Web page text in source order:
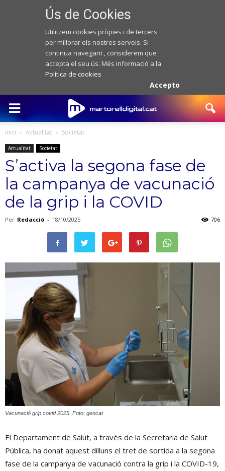
Ús de Cookies
Utilitzem cookies pròpies i de tercers
per millorar els nostres serveis. Si
continua navegant , considerem que
accepta el seu ús. Més informació a la
Política de cookies
Accepto
Inici Actualitat Societat
Actualitat Societat
S’activa la segona fase de
la campanya de vacunació
de la grip i la COVID
Per Redacció - 18/10/2025 706
Vacunació grip covid 2025. Foto: gencat
El Departament de Salut, a través de la Secretaria de Salut
Pública, ha donat aquest dilluns el tret de sortida a la segona
fase de la campanya de vacunació contra la grip i la COVID-19,